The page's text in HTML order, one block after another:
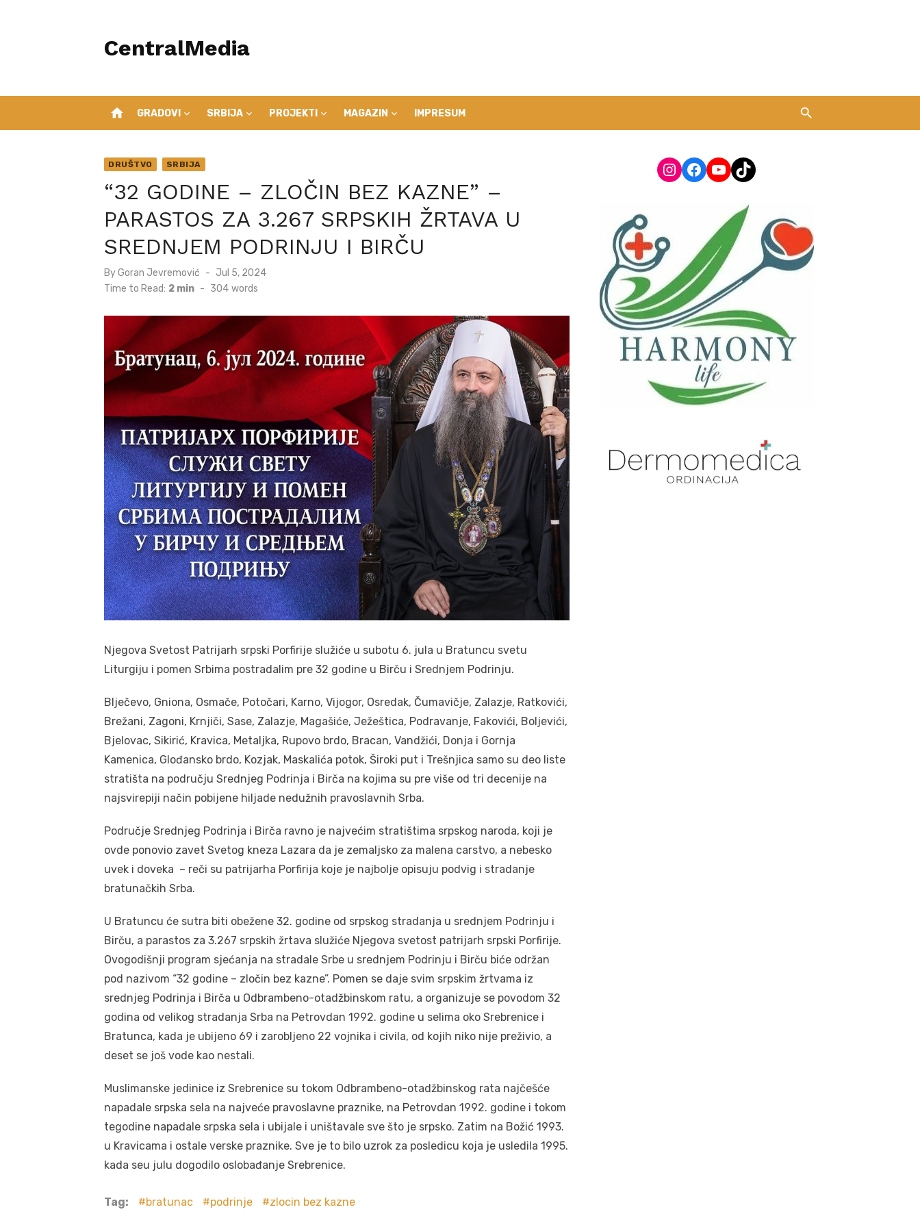
CentralMedia
home GRADOVI SRBIJA PROJEKTI MAGAZIN IMPRESUM
DRUŠTVO SRBIJA
“32 GODINE – ZLOČIN BEZ KAZNE” –
PARASTOS ZA 3.267 SRPSKIH ŽRTAVA U
SREDNJEM PODRINJU I BIRČU
ByGoran Jevremović
Posted
on
Jul 5, 2024
Time to Read: 2 min - 304 words
Njegova Svetost Patrijarh srpski Porfirije služiće u subotu 6. jula u Bratuncu svetu
Liturgiju i pomen Srbima postradalim pre 32 godine u Birču i Srednjem Podrinju.
Blječevo, Gniona, Osmače, Potočari, Karno, Vijogor, Osredak, Čumavičje, Zalazje, Ratkovići,
Brežani, Zagoni, Krnjiči, Sase, Zalazje, Magašiće, Ježeštica, Podravanje, Fakovići, Boljevići,
Bjelovac, Sikirić, Kravica, Metaljka, Rupovo brdo, Bracan, Vandžići, Donja i Gornja
Kamenica, Glođansko brdo, Kozjak, Maskalića potok, Široki put i Trešnjica samo su deo liste
stratišta na području Srednjeg Podrinja i Birča na kojima su pre više od tri decenije na
najsvirepiji način pobijene hiljade nedužnih pravoslavnih Srba.
Područje Srednjeg Podrinja i Birča ravno je najvećim stratištima srpskog naroda, koji je
ovde ponovio zavet Svetog kneza Lazara da je zemaljsko za malena carstvo, a nebesko
uvek i doveka – reči su patrijarha Porfirija koje je najbolje opisuju podvig i stradanje
bratunačkih Srba.
U Bratuncu će sutra biti obežene 32. godine od srpskog stradanja u srednjem Podrinju i
Birču, a parastos za 3.267 srpskih žrtava služiće Njegova svetost patrijarh srpski Porfirije.
Ovogodišnji program sjećanja na stradale Srbe u srednjem Podrinju i Birču biće održan
pod nazivom “32 godine – zločin bez kazne”. Pomen se daje svim srpskim žrtvama iz
srednjeg Podrinja i Birča u Odbrambeno-otadžbinskom ratu, a organizuje se povodom 32
godina od velikog stradanja Srba na Petrovdan 1992. godine u selima oko Srebrenice i
Bratunca, kada je ubijeno 69 i zarobljeno 22 vojnika i civila, od kojih niko nije preživio, a
deset se još vode kao nestali.
Muslimanske jedinice iz Srebrenice su tokom Odbrambeno-otadžbinskog rata najčešće
napadale srpska sela na najveće pravoslavne praznike, na Petrovdan 1992. godine i tokom
tegodine napadale srpska sela i ubijale i uništavale sve što je srpsko. Zatim na Božić 1993.
u Kravicama i ostale verske praznike. Sve je to bilo uzrok za posledicu koja je usledila 1995.
kada seu julu dogodilo oslobađanje Srebrenice.
Tag: bratunac podrinje zlocin bez kazne
Instagram
Facebook
YouTube
TikTok